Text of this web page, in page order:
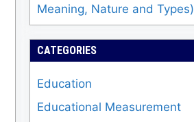
Meaning, Nature and Types)
CATEGORIES
Education
Educational Measurement